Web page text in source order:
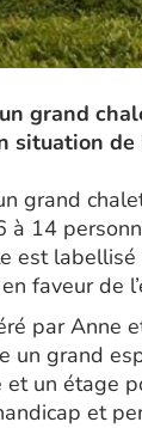
grand
situation
grand
à 14
est
faveur de
par Anne
un grand
et un étage
et